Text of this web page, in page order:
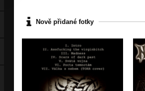
Nově přidané fotky